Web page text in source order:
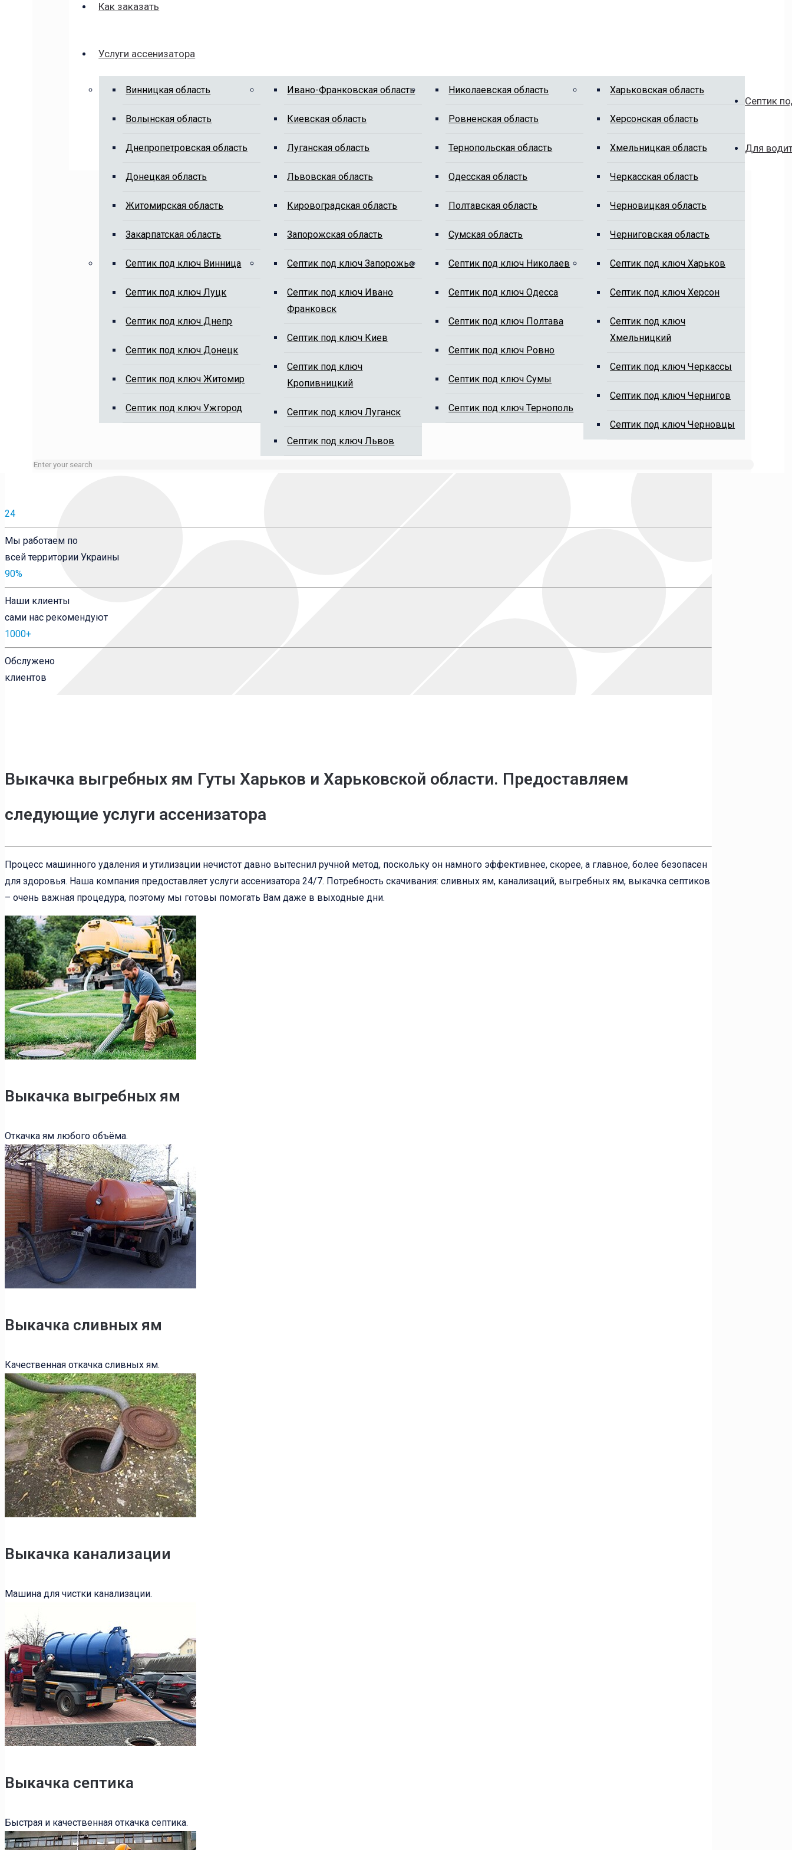
Как заказать
Услуги ассенизатора
Винницкая область
Волынская область
Днепропетровская область
Донецкая область
Житомирская область
Закарпатская область
Ивано-Франковская область
Киевская область
Луганская область
Львовская область
Кировоградская область
Запорожская область
Николаевская область
Ровненская область
Тернопольская область
Одесская область
Полтавская область
Сумская область
Харьковская область
Херсонская область
Хмельницкая область
Черкасская область
Черновицкая область
Черниговская область
Септик
Cептик под ключ Винница
Cептик под ключ Луцк
Cептик под ключ Днепр
Cептик под ключ Донецк
Cептик под ключ Житомир
Cептик под ключ Ужгород
Cептик под ключ Запорожье
Cептик под ключ Ивано
Франковск
Cептик под ключ Киев
Cептик под ключ
Кропивницкий
Cептик под ключ Луганск
Cептик под ключ Львов
Cептик под ключ Николаев
Cептик под ключ Одесса
Cептик под ключ Полтава
Cептик под ключ Ровно
Cептик под ключ Сумы
Cептик под ключ Тернополь
Cептик под ключ Харьков
Cептик под ключ Херсон
Cептик под ключ
Хмельницкий
Cептик под ключ Черкассы
Cептик под ключ Чернигов
Cептик под ключ Черновцы
Для
Выкачка выгребных ям, чистка ям от ила
Занятые линии или нерабочие время оставляйте заявку на сайте, мы Вам перезвоним.
24
Мы работаем по
всей территории Украины
90%
Наши клиенты
сами нас рекомендуют
1000+
Обслужено
клиентов
Выкачка выгребных ям Гуты Харьков и Харьковской области. Предоставляем
следующие услуги ассенизатора
Процесс машинного удаления и утилизации нечистот давно вытеснил ручной метод, поскольку он намного эффективнее, скорее, а главное, более безопасен
для здоровья. Наша компания предоставляет услуги ассенизатора 24/7. Потребность скачивания: сливных ям, канализаций, выгребных ям, выкачка септиков
– очень важная процедура, поэтому мы готовы помогать Вам даже в выходные дни.
Выкачка выгребных ям
Откачка ям любого объёма.
Выкачка сливных ям
Качественная откачка сливных ям.
Выкачка канализации
Машина для чистки канализации.
Выкачка септика
Быстрая и качественная откачка септика.